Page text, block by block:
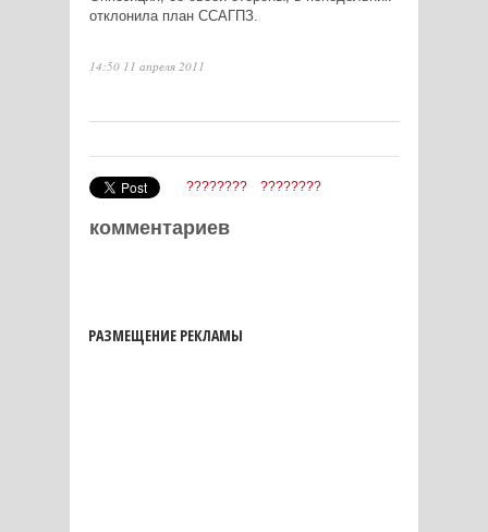
отклонила план ССАГПЗ.
14:50 11 апреля 2011
???????? ????????
комментариев
РАЗМЕЩЕНИЕ РЕКЛАМЫ